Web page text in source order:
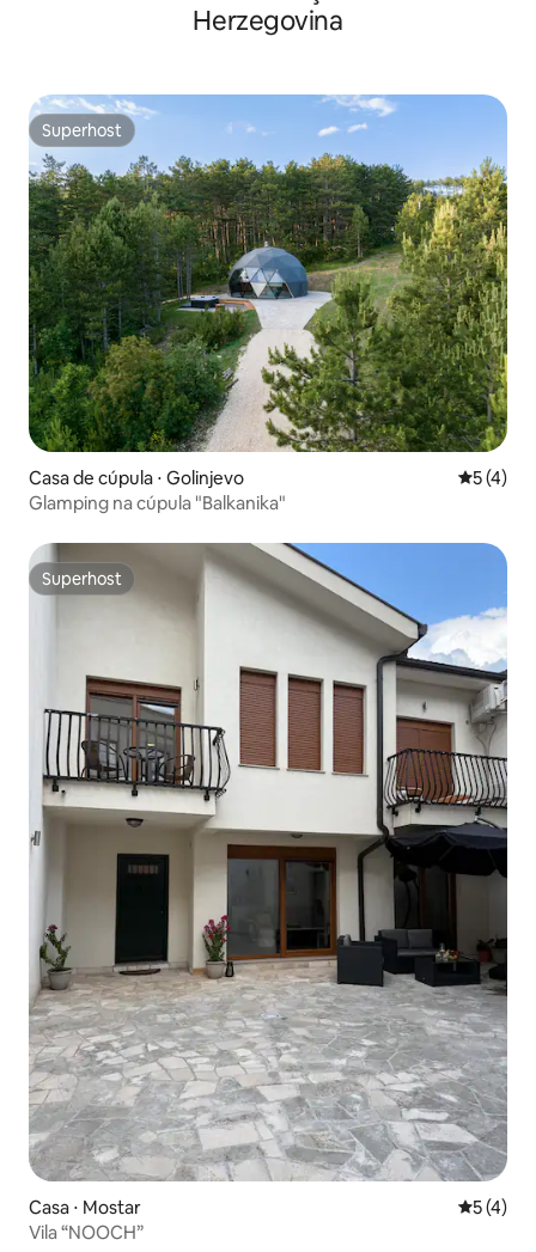
Herzegovina
Superhost
Superhost
Casa de cúpula ⋅ Golinjevo 5 de
5 (4)
Glamping na cúpula "Balkanika"
Superhost
Superhost
Casa ⋅ Mostar 5 de
5 (4)
Vila “NOOCH”